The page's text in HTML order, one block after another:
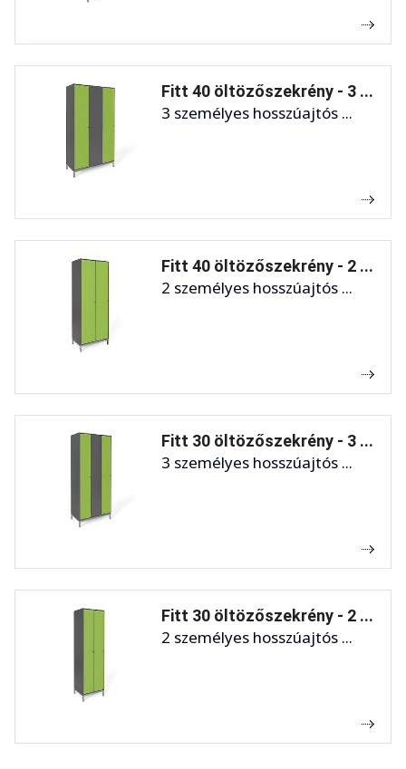
Fitt 40 öltözőszekrény - 3 ...
3 személyes hosszúajtós ...
Fitt 40 öltözőszekrény - 2 ...
2 személyes hosszúajtós ...
Fitt 30 öltözőszekrény - 3 ...
3 személyes hosszúajtós ...
Fitt 30 öltözőszekrény - 2 ...
2 személyes hosszúajtós ...